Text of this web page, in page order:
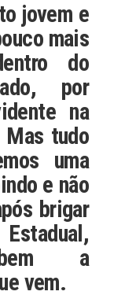
jovem e
mais
do
por
na
tudo
uma
e não
brigar
bem a
vem.